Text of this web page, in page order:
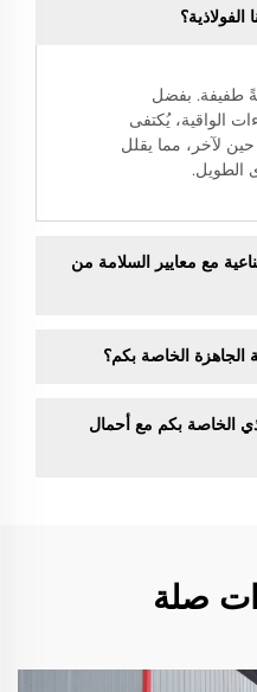
طفيفة. بفضل
الواقية، يُكتفى
لآخر، مما يقلل
الطويل.
مع معايير السلامة من
الجاهزة الخاصة بكم؟
الخاصة بكم مع أحمال
صلة